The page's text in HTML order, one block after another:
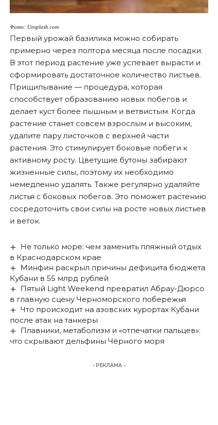
Фото: Unsplash.com
Первый урожай базилика можно собирать
примерно через полтора месяца после посадки.
В этот период растение уже успевает вырасти и
сформировать достаточное количество листьев.
Прищипывание — процедура, которая
способствует образованию новых побегов и
делает куст более пышным и ветвистым. Когда
растение станет совсем взрослым и высоким,
удалите пару листочков с верхней части
растения. Это стимулирует боковые побеги к
активному росту. Цветущие бутоны забирают
жизненные силы, поэтому их необходимо
немедленно удалять. Также регулярно удаляйте
листья с боковых побегов. Это поможет растению
сосредоточить свои силы на росте новых листьев
и веток.
Не только море: чем заменить пляжный отдых
в Краснодарском крае
Минфин раскрыл причины дефицита бюджета
Кубани в 55 млрд рублей
Пятый Light Weekend превратил Абрау-Дюрсо
в главную сцену Черноморского побережья
Что происходит на азовских курортах Кубани
после атак на танкеры
Плавники, метаболизм и «отпечатки пальцев»:
что скрывают дельфины Чёрного моря
- РЕКЛАМА -